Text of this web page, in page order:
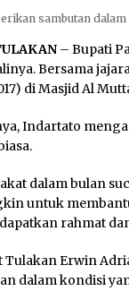
sambutan
– Bupati
Bersama
di Masjid Al
Indartato
dalam bulan
untuk
rahmat
Tulakan Erwin
dalam kondisi